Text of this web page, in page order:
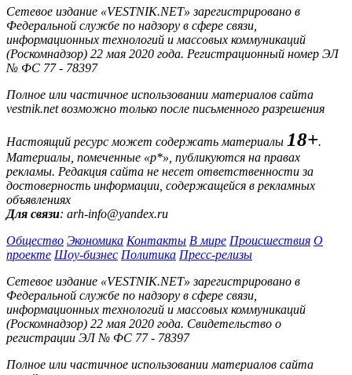
Сетевое издание «VESTNIK.NET» зарегистрировано в
Федеральной службе по надзору в сфере связи,
информационных технологий и массовых коммуникаций
(Роскомнадзор) 22 мая 2020 года. Регистрационный номер ЭЛ
№ ФС 77 - 78397
Полное или частичное использовании материалов сайта
vestnik.net возможно только после письменного разрешения
Настоящий ресурс может содержать материалы 18+.
Материалы, помеченные «р*», публикуются на правах
рекламы. Редакция сайта не несет ответственности за
достоверность информации, содержащейся в рекламных
объявлениях
Для связи: arh-info@yandex.ru
Общество Экономика Контакты В мире Происшествия О
проекте Шоу-бизнес Политика Пресс-релизы
Сетевое издание «VESTNIK.NET» зарегистрировано в
Федеральной службе по надзору в сфере связи,
информационных технологий и массовых коммуникаций
(Роскомнадзор) 22 мая 2020 года. Свидетельство о
регистрации ЭЛ № ФС 77 - 78397
Полное или частичное использовании материалов сайта